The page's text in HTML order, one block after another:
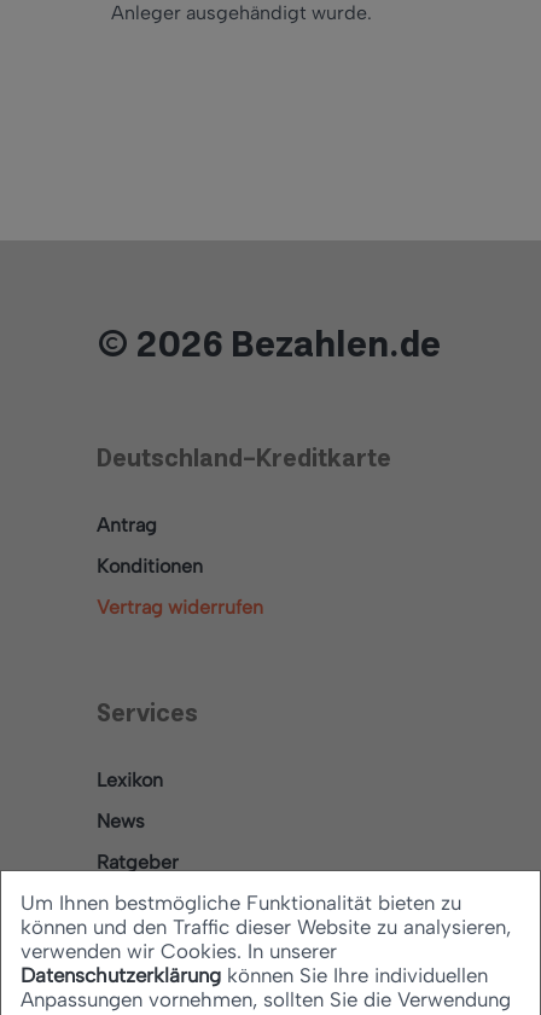
Anleger ausgehändigt wurde.
© 2026 Bezahlen.de
Deutschland-Kreditkarte
Antrag
Konditionen
Vertrag widerrufen
Services
Lexikon
News
Ratgeber
Rechtliches
Um Ihnen bestmögliche Funktionalität bieten zu
können und den Traffic dieser Website zu analysieren,
verwenden wir Cookies. In unserer
Datenschutzerklärung können Sie Ihre individuellen
Anpassungen vornehmen, sollten Sie die Verwendung